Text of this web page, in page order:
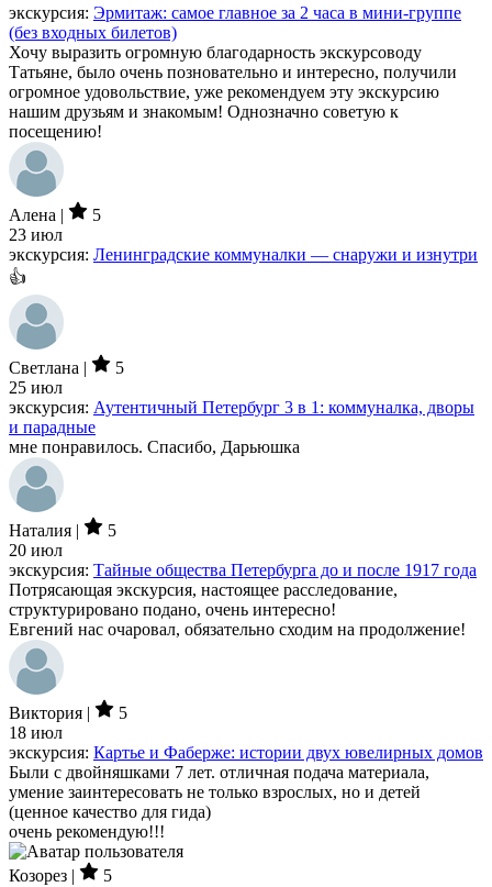
экскурсия: Эрмитаж: самое главное за 2 часа в мини-группе
(без входных билетов)
Хочу выразить огромную благодарность экскурсоводу
Татьяне, было очень позновательно и интересно, получили
огромное удовольствие, уже рекомендуем эту экскурсию
нашим друзьям и знакомым! Однозначно советую к
посещению!
Алена |
5
23 июл
экскурсия: Ленинградские коммуналки — снаружи и изнутри
👍
Светлана |
5
25 июл
экскурсия: Аутентичный Петербург 3 в 1: коммуналка, дворы
и парадные
мне понравилось. Спасибо, Дарьюшка
Наталия |
5
20 июл
экскурсия: Тайные общества Петербурга до и после 1917 года
Потрясающая экскурсия, настоящее расследование,
структурировано подано, очень интересно!
Евгений нас очаровал, обязательно сходим на продолжение!
Виктория |
5
18 июл
экскурсия: Картье и Фаберже: истории двух ювелирных домов
Были с двойняшками 7 лет. отличная подача материала,
умение заинтересовать не только взрослых, но и детей
(ценное качество для гида)
очень рекомендую!!!
Козорез |
5